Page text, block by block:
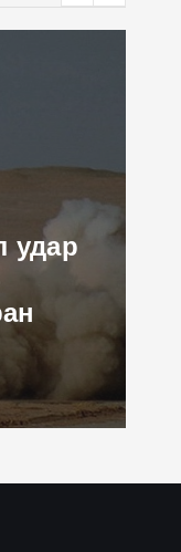
удар